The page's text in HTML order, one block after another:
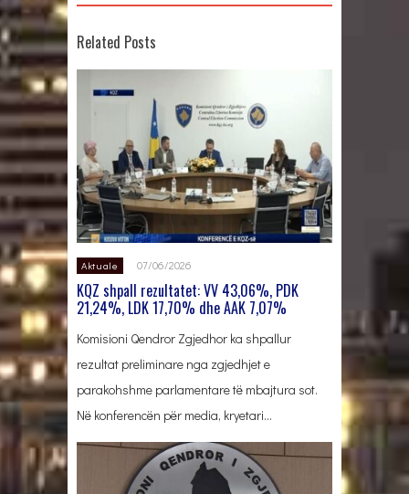
Related Posts
Aktuale 07/06/2026
KQZ shpall rezultatet: VV 43,06%, PDK
21,24%, LDK 17,70% dhe AAK 7,07%
Komisioni Qendror Zgjedhor ka shpallur
rezultat preliminare nga zgjedhjet e
parakohshme parlamentare të mbajtura sot.
Në konferencën për media, kryetari…